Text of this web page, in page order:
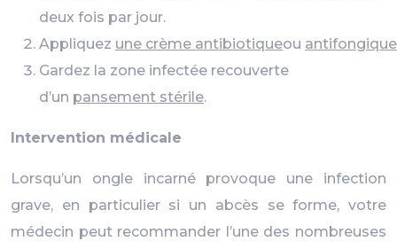
deux fois par jour.
Appliquez une crème antibiotiqueou antifongique
Gardez la zone infectée recouverte
d’un pansement stérile.
Intervention médicale
Lorsqu’un ongle incarné provoque une infection
grave, en particulier si un abcès se forme, votre
médecin peut recommander l’une des nombreuses